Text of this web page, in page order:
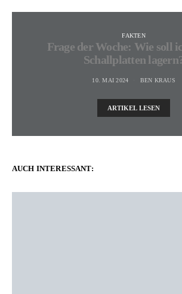
FAKTEN
Frage der Woche: Wie soll
Schallplatten
10. MAI 2024 BEN KRAUS
ARTIKEL LESEN
AUCH INTERESSANT: